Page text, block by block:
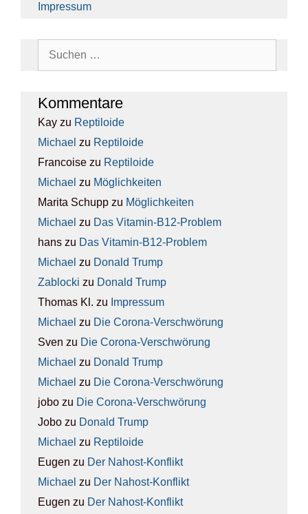
Impres­sum
Kom­men­ta­re
Kay zu Rep­ti­lo­ide
Michael zu Rep­ti­lo­ide
Francoise zu Rep­ti­lo­ide
Michael zu Mög­lich­kei­ten
Marita Schupp zu Mög­lich­kei­ten
Michael zu Das Vit­amin-B12-Pro­blem
hans zu Das Vit­amin-B12-Pro­blem
Michael zu Donald Trump
Zablocki zu Donald Trump
Thomas Kl. zu Impres­sum
Michael zu Die Coro­na-Ver­schwö­rung
Sven zu Die Coro­na-Ver­schwö­rung
Michael zu Donald Trump
Michael zu Die Coro­na-Ver­schwö­rung
jobo zu Die Coro­na-Ver­schwö­rung
Jobo zu Donald Trump
Michael zu Rep­ti­lo­ide
Eugen zu Der Nah­ost-Kon­flikt
Michael zu Der Nah­ost-Kon­flikt
Eugen zu Der Nah­ost-Kon­flikt